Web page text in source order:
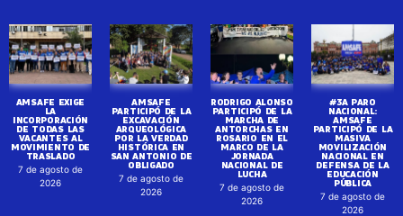
AMSAFE EXIGE
LA
INCORPORACIÓN
DE TODAS LAS
VACANTES AL
MOVIMIENTO DE
TRASLADO
7 de agosto de
2026
AMSAFE
PARTICIPÓ DE LA
EXCAVACIÓN
ARQUEOLÓGICA
POR LA VERDAD
HISTÓRICA EN
SAN ANTONIO DE
OBLIGADO
7 de agosto de
2026
RODRIGO ALONSO
PARTICIPÓ DE LA
MARCHA DE
ANTORCHAS EN
ROSARIO EN EL
MARCO DE LA
JORNADA
NACIONAL DE
LUCHA
7 de agosto de
2026
#3A PARO
NACIONAL:
AMSAFE
PARTICIPÓ DE LA
MASIVA
MOVILIZACIÓN
NACIONAL EN
DEFENSA DE LA
EDUCACIÓN
PÚBLICA
7 de agosto de
2026